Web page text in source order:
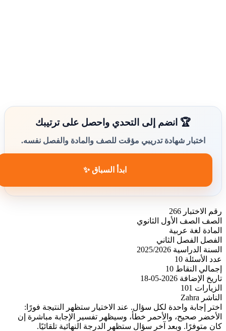
🏆 انضم إلى التحدي واحصل على ترتيبك
اختبار شهادة تدريبي مؤقت للصف والمادة والفصل نفسه.
ابدأ السباق ✨
رقم الاختبار 266
الصف
الصف الأول الثانوي
المادة لغة عربية
الفصل
الفصل الثاني
السنة الدراسية 2025/2026
عدد الأسئلة 10
إجمالي النقاط 10
تاريخ الإضافة 2026-05-18
الزيارات
101
الناشر Zahra
اختر إجابة واحدة لكل سؤال. عند الاختيار ستظهر النتيجة فورًا:
الأخضر صحيح، والأحمر خطأ، وسيظهر تفسير الإجابة مباشرة إن
كان متوفرًا. وبعد آخر سؤال ستظهر الدرجة النهائية تلقائيًا.